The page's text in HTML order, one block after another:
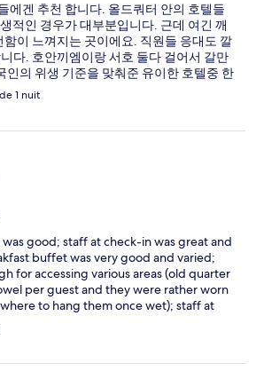
에겐 추천 합니다. 올드쿼터 안의 호텔들
적인 경우가 대부분입니다. 근데 여긴 깨
이 느껴지는 곳이에요. 직원들 응대도 깔
다. 호안끼엠이랑 서호 둘다 걸어서 갈만
인의 위생 기준을 맞춰준 유이한 호텔중 한
1 nuit
good; staff at check-in was great and
buffet was very good and varied;
for accessing various areas (old quarter
per guest and they were rather worn
to hang them once wet); staff at